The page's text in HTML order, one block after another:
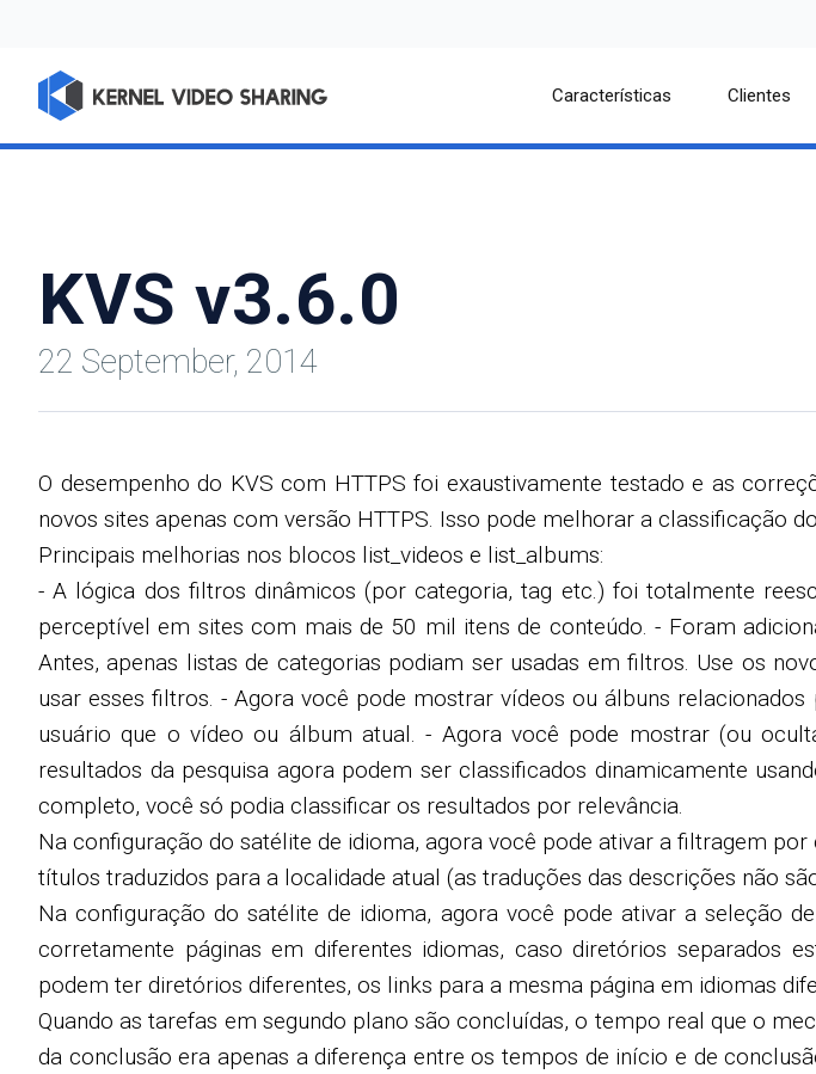
Características Clientes
KVS v3.6.0
22 September, 2014
O desempenho do KVS com HTTPS foi exaustivamente testado e as
novos sites apenas com versão HTTPS. Isso pode melhorar a classificação
Principais melhorias nos blocos list_videos e list_albums:
- A lógica dos filtros dinâmicos (por categoria, tag etc.) foi totalmente
perceptível em sites com mais de 50 mil itens de conteúdo. - Foram
Antes, apenas listas de categorias podiam ser usadas em filtros. Use os
usar esses filtros. - Agora você pode mostrar vídeos ou álbuns
usuário que o vídeo ou álbum atual. - Agora você pode mostrar (ou
resultados da pesquisa agora podem ser classificados dinamicamente
completo, você só podia classificar os resultados por relevância.
Na configuração do satélite de idioma, agora você pode ativar a filtragem
títulos traduzidos para a localidade atual (as traduções das descrições não
Na configuração do satélite de idioma, agora você pode ativar a seleção
corretamente páginas em diferentes idiomas, caso diretórios separados
podem ter diretórios diferentes, os links para a mesma página em idiomas
Quando as tarefas em segundo plano são concluídas, o tempo real que o
da conclusão era apenas a diferença entre os tempos de início e de